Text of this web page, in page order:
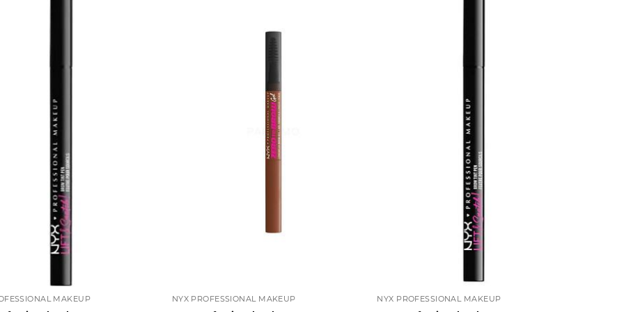
MAKEUP NYX PROFESSIONAL MAKEUP NYX PROFESSIONAL MAKEUP